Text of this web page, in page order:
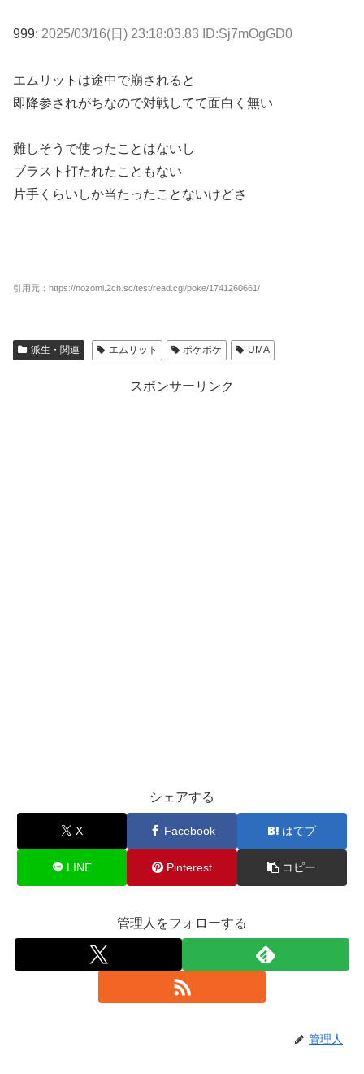
999: 2025/03/16(日) 23:18:03.83 ID:Sj7mOgGD0
エムリットは途中で崩されると
即降参されがちなので対戦してて面白く無い
難しそうで使ったことはないし
ブラスト打たれたこともない
片手くらいしか当たったことないけどさ
引用元：https://nozomi.2ch.sc/test/read.cgi/poke/1741260661/
派生・関連 エムリット ポケポケ UMA
スポンサーリンク
シェアする
X Facebook はてブ
LINE Pinterest コピー
管理人をフォローする
管理人